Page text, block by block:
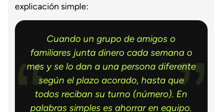
explicación simple:
Cuando un grupo de amigos o
familiares junta dinero cada semana o
mes y se lo dan a una persona diferente
según el plazo acorado, hasta que
todos reciban su turno (número). En
palabras simples es ahorrar en equipo.